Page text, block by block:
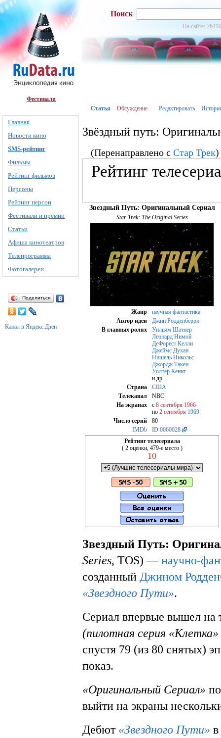
Фестивали
Главная
Новости кино
SMS-рейтинг
Фильмы
Рейтинг фильмов
Персоны
Рейтинг персон
Фестивали и премии
Статьи
Афиша кинотеатров
Телепрограмма
Фотогалереи
Поделиться
Канал в Яндекс.Дзен
Поиск
На сайте:
Статья Обсуждение Редактировать
Звёздный путь:
(Перенаправлено с Стар Трек)
Рейтинг
Звездный Путь: Оригинальный Сериал
Star Trek: The Original Series
Жанр
научная фантастика
Автор идеи
Джин Родденберри
В главных ролях
Уильям Шатнер
Леонард Нимой
ДеФорест Келли
Джеймс Духан
Нишель Никольс
Джордж Такеи
Уолтер Кениг
и др.
Страна
США
Телеканал
NBC
На экранах
с 8 сентября 1966
по 2 сентября 1969
Число серий
80
IMDb
ID 0060028
Рейтинг телесериала
( 2 оценки, 479-е место )
10
Звездный Путь:
Series, TOS) —научно-
созданный Джином
«Звездного Пути».
Сериал впервые вышел на
(пилотная серия
спустя 79 (из 80 снятых)
показ.
«Оригинальный Сериал»
выйти на экраны
Дебют «Звездного Пути» в